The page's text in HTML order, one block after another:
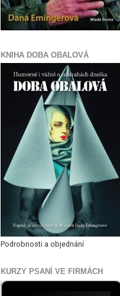
KNIHA DOBA OBALOVÁ
Podrobnosti a objednání
KURZY PSANÍ VE FIRMÁCH